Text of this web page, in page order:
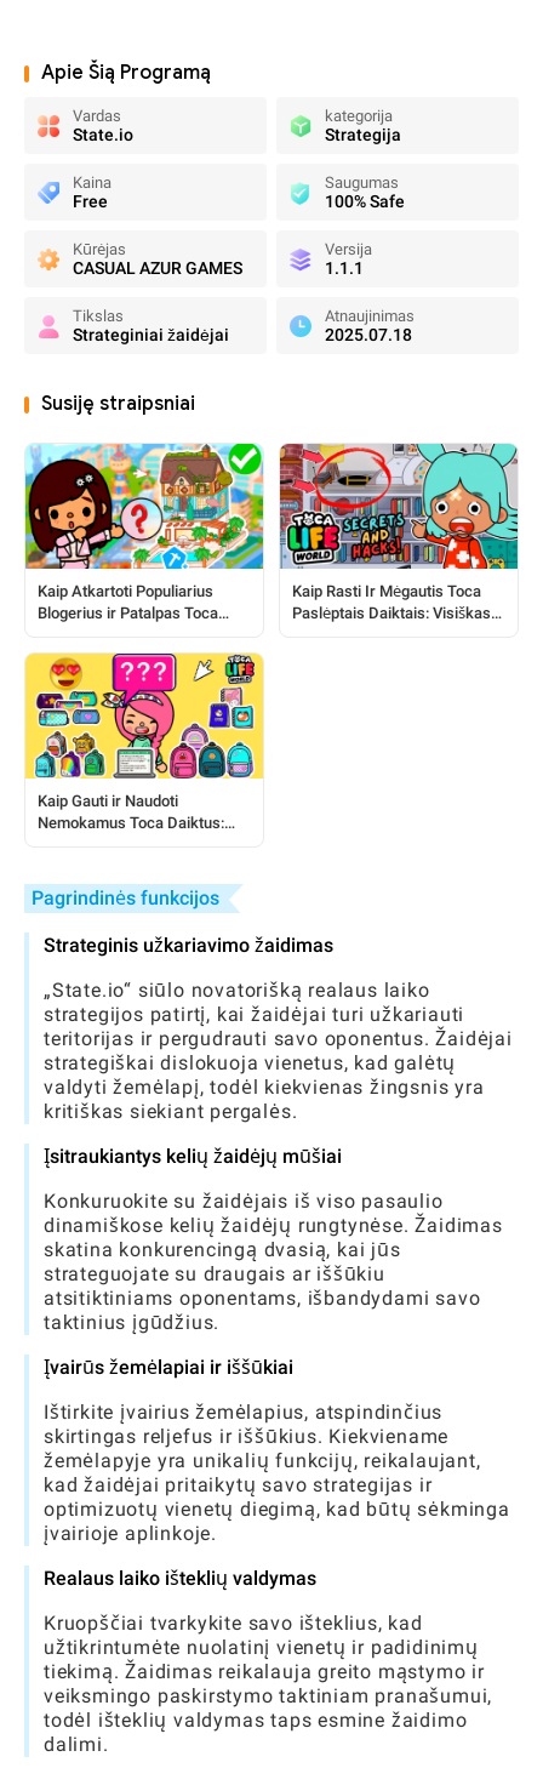
Apie Šią Programą
Vardas
State.io
kategorija
Strategija
Kaina
Free
Saugumas
100% Safe
Kūrėjas
CASUAL AZUR GAMES
Versija
1.1.1
Tikslas
Strateginiai žaidėjai
Atnaujinimas
2025.07.18
Susiję straipsniai
Kaip Atkartoti Populiarius
Blogerius ir Patalpas Toca
Kaip Rasti Ir Mėgautis Toca
Paslėptais Daiktais: Visiškas
Kaip Gauti ir Naudoti
Nemokamus Toca Daiktus:
Pagrindinės funkcijos
Strateginis užkariavimo žaidimas
„State.io“ siūlo novatorišką realaus laiko
strategijos patirtį, kai žaidėjai turi užkariauti
teritorijas ir pergudrauti savo oponentus. Žaidėjai
strategiškai dislokuoja vienetus, kad galėtų
valdyti žemėlapį, todėl kiekvienas žingsnis yra
kritiškas siekiant pergalės.
Įsitraukiantys kelių žaidėjų mūšiai
Konkuruokite su žaidėjais iš viso pasaulio
dinamiškose kelių žaidėjų rungtynėse. Žaidimas
skatina konkurencingą dvasią, kai jūs
strateguojate su draugais ar iššūkiu
atsitiktiniams oponentams, išbandydami savo
taktinius įgūdžius.
Įvairūs žemėlapiai ir iššūkiai
Ištirkite įvairius žemėlapius, atspindinčius
skirtingas reljefus ir iššūkius. Kiekviename
žemėlapyje yra unikalių funkcijų, reikalaujant,
kad žaidėjai pritaikytų savo strategijas ir
optimizuotų vienetų diegimą, kad būtų sėkminga
įvairioje aplinkoje.
Realaus laiko išteklių valdymas
Kruopščiai tvarkykite savo išteklius, kad
užtikrintumėte nuolatinį vienetų ir padidinimų
tiekimą. Žaidimas reikalauja greito mąstymo ir
veiksmingo paskirstymo taktiniam pranašumui,
todėl išteklių valdymas taps esmine žaidimo
dalimi.